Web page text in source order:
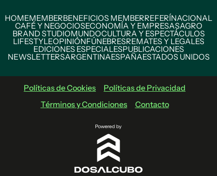
HOMEMEMBERBENEFICIOS MEMBERREFERÍNACIONAL
CAFÉ Y NEGOCIOSECONOMÍA Y EMPRESASAGRO
BRAND STUDIOMUNDOCULTURA Y ESPECTÁCULOS
LIFESTYLEOPINIÓNFÚNEBRESREMATES Y LEGALES
EDICIONES ESPECIALESPUBLICACIONES
NEWSLETTERSARGENTINAESPAÑAESTADOS UNIDOS
Políticas de Cookies
Políticas de Privacidad
Términos y Condiciones
Contacto